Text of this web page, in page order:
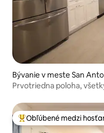
Bývanie v meste San
Prvotriedna poloha,
Najobľúbenejšie medzi
Obľúbené medzi